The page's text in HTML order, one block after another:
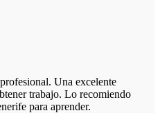
Una excelente
trabajo. Lo recomiendo
para aprender.